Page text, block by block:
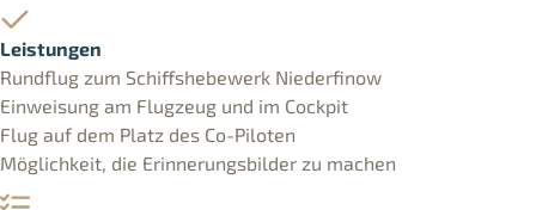
Leistungen
Rundflug zum Schiffshebewerk Niederfinow
Einweisung am Flugzeug und im Cockpit
Flug auf dem Platz des Co-Piloten
Möglichkeit, die Erinnerungsbilder zu machen